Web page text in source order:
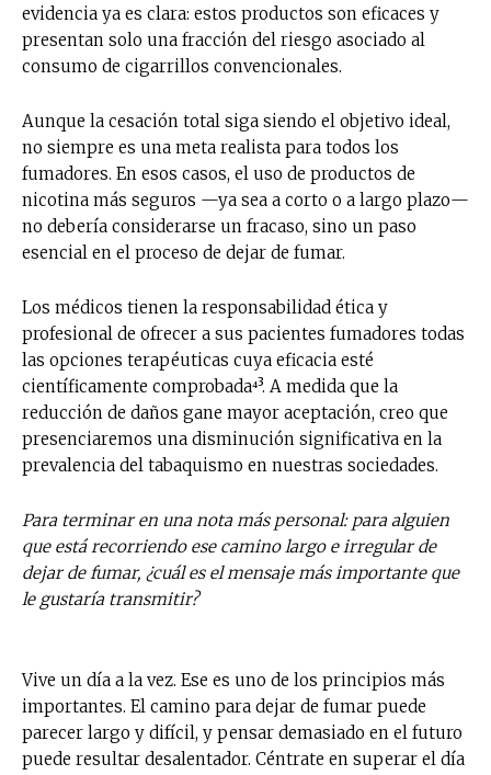
evidencia ya es clara: estos productos son eficaces y
presentan solo una fracción del riesgo asociado al
consumo de cigarrillos convencionales.
Aunque la cesación total siga siendo el objetivo ideal,
no siempre es una meta realista para todos los
fumadores. En esos casos, el uso de productos de
nicotina más seguros —ya sea a corto o a largo plazo—
no debería considerarse un fracaso, sino un paso
esencial en el proceso de dejar de fumar.
Los médicos tienen la responsabilidad ética y
profesional de ofrecer a sus pacientes fumadores todas
las opciones terapéuticas cuya eficacia esté
científicamente comprobada⁴³. A medida que la
reducción de daños gane mayor aceptación, creo que
presenciaremos una disminución significativa en la
prevalencia del tabaquismo en nuestras sociedades.
Para terminar en una nota más personal: para alguien
que está recorriendo ese camino largo e irregular de
dejar de fumar, ¿cuál es el mensaje más importante que
le gustaría transmitir?
Vive un día a la vez. Ese es uno de los principios más
importantes. El camino para dejar de fumar puede
parecer largo y difícil, y pensar demasiado en el futuro
puede resultar desalentador. Céntrate en superar el día